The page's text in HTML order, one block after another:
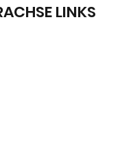
LINKS